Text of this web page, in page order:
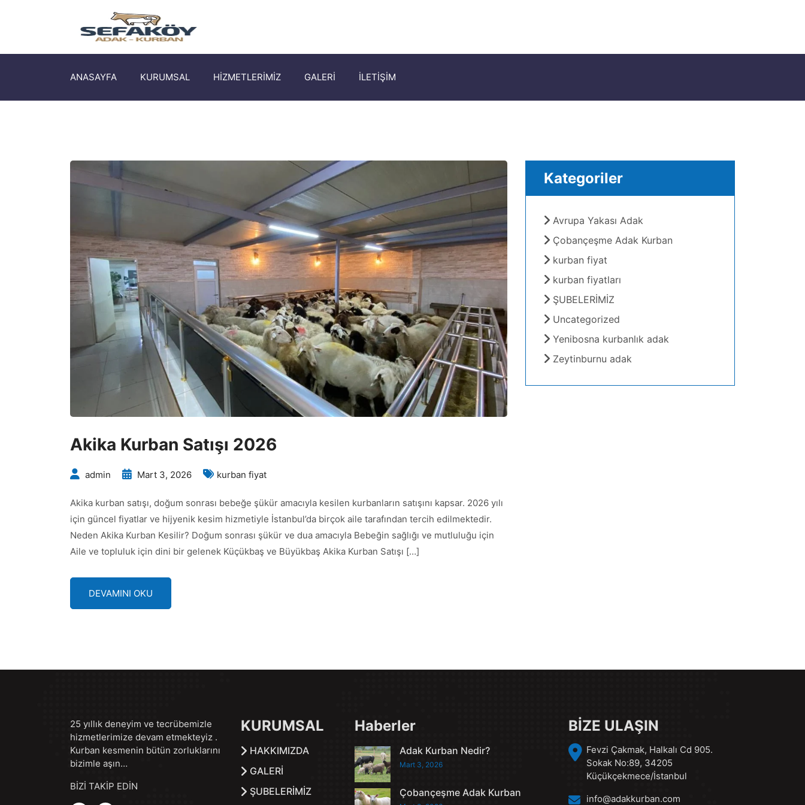
ANASAYFA KURUMSAL HİZMETLERİMİZ GALERİ İLETİŞİM
Akika Kurban Satışı 2026
admin Mart 3, 2026 kurban fiyat
Akika kurban satışı, doğum sonrası bebeğe şükür amacıyla kesilen kurbanların satışını kapsar. 2026 yılı
için güncel fiyatlar ve hijyenik kesim hizmetiyle İstanbul’da birçok aile tarafından tercih edilmektedir.
Neden Akika Kurban Kesilir? Doğum sonrası şükür ve dua amacıyla Bebeğin sağlığı ve mutluluğu için
Aile ve topluluk için dini bir gelenek Küçükbaş ve Büyükbaş Akika Kurban Satışı […]
DEVAMINI OKU
Kategoriler
Avrupa Yakası Adak
Çobançeşme Adak Kurban
kurban fiyat
kurban fiyatları
ŞUBELERİMİZ
Uncategorized
Yenibosna kurbanlık adak
Zeytinburnu adak
25 yıllık deneyim ve tecrübemizle
hizmetlerimize devam etmekteyiz .
Kurban kesmenin bütün zorluklarını
bizimle aşın…
BİZİ TAKİP EDİN
KURUMSAL
HAKKIMIZDA
GALERİ
ŞUBELERİMİZ
Haberler
Adak Kurban Nedir?
Mart 3, 2026
Çobançeşme Adak Kurban
BİZE ULAŞIN
Fevzi Çakmak, Halkalı Cd 905.
Sokak No:89, 34205
Küçükçekmece/İstanbul
info@adakkurban.com